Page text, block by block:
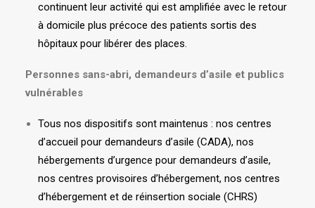
continuent leur activité qui est amplifiée avec le retour
à domicile plus précoce des patients sortis des
hôpitaux pour libérer des places.
Personnes sans-abri, demandeurs d’asile et publics
vulnérables
Tous nos dispositifs sont maintenus : nos centres
d’accueil pour demandeurs d’asile (CADA), nos
hébergements d’urgence pour demandeurs d’asile,
nos centres provisoires d’hébergement, nos centres
d’hébergement et de réinsertion sociale (CHRS)